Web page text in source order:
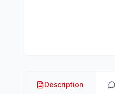
Description